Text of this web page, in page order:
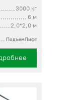
3000 кг
6 м
2,0*2,0 м
ПодъемЛифт